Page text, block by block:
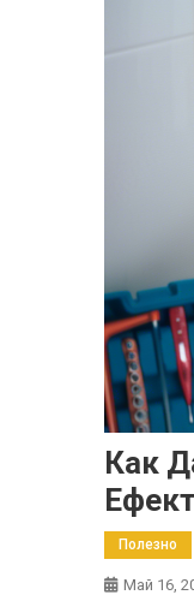
Как
Полезно
Май 16,